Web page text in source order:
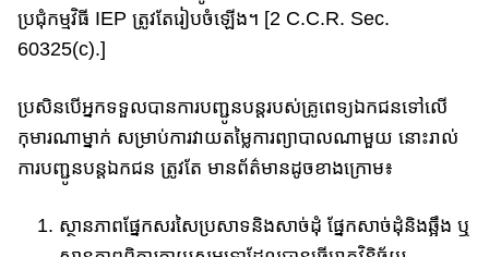
ប្រជុំ​កម្មវិធី IEP ត្រូវតែរៀបចំឡើង។ [2 C.​C​.R. Sec.
60325(c).]
ប្រសិនបើ​អ្នកទទួលបានការបញ្ជូនបន្តរបស់គ្រូពេទ្យឯកជនទៅលើ
កុមារ​ណាម្នាក់​ សម្រាប់​ការវាយតម្លៃ​ការព្យាបាលណាមួយ​ នោះ​រាល់
ការបញ្ជូនបន្តឯកជន ត្រូវតែ ​មានព័ត៌មានដូចខាងក្រោម៖
ស្ថានភាព​ផ្នែក​សរសៃប្រសាទនិងសាច់ដុំ ផ្នែក​សាច់ដុំនិងឆ្អឹង ឬ​